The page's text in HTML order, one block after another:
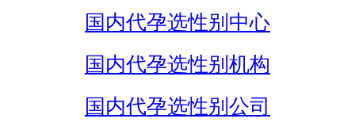
国内代孕选性别中心
国内代孕选性别机构
国内代孕选性别公司